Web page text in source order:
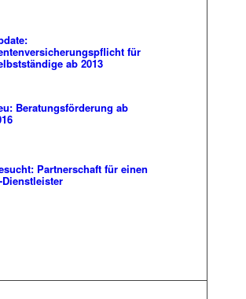
für
ab 2013
Beratungsförderung ab
Partnerschaft für einen
Dienstleister